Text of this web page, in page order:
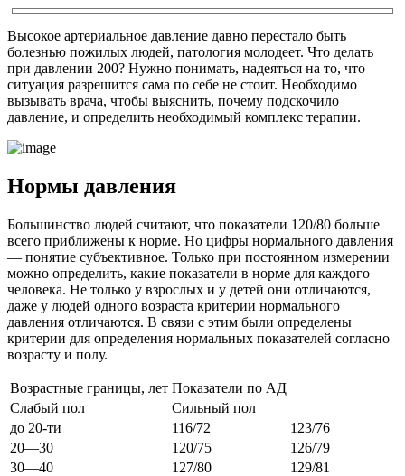
Высокое артериальное давление давно перестало быть
болезнью пожилых людей, патология молодеет. Что делать
при давлении 200? Нужно понимать, надеяться на то, что
ситуация разрешится сама по себе не стоит. Необходимо
вызывать врача, чтобы выяснить, почему подскочило
давление, и определить необходимый комплекс терапии.
Нормы давления
Большинство людей считают, что показатели 120/80 больше
всего приближены к норме. Но цифры нормального давления
— понятие субъективное. Только при постоянном измерении
можно определить, какие показатели в норме для каждого
человека. Не только у взрослых и у детей они отличаются,
даже у людей одного возраста критерии нормального
давления отличаются. В связи с этим были определены
критерии для определения нормальных показателей согласно
возрасту и полу.
Возрастные границы, лет Показатели по АД
Слабый пол
Сильный пол
до 20-ти
116/72
123/76
20―30
120/75
126/79
30―40
127/80
129/81